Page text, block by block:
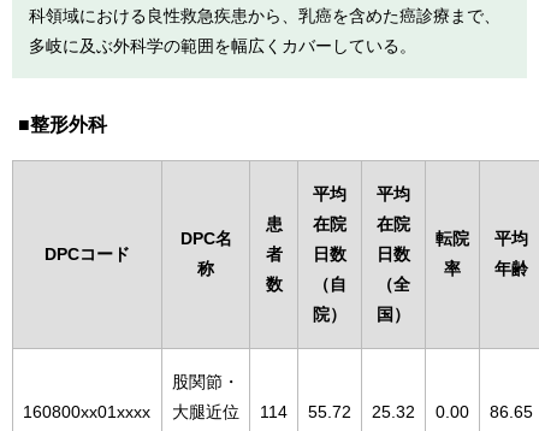
科領域における良性救急疾患から、乳癌を含めた癌診療まで、
多岐に及ぶ外科学の範囲を幅広くカバーしている。
整形外科
DPCコード
DPC名
称
患
者
数
平均
在院
日数
（自
院）
平均
在院
日数
（全
国）
転院
率
平均
年齢
160800xx01xxxx
股関節・
大腿近位
114 55.72 25.32 0.00 86.65